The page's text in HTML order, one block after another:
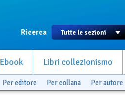
Ricerca
Ebook Libri collezionismo
Per editore Per collana Per autore